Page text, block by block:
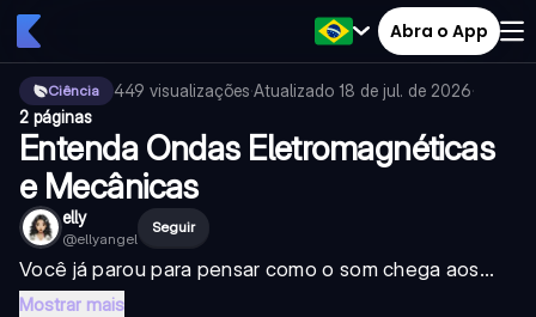
Abra o App
Ciência 449 visualizações·Atualizado 18 de jul. de 2026·
2 páginas
Entenda Ondas Eletromagnéticas
e Mecânicas
elly
@ellyangel
Seguir
Você já parou para pensar como o som chega aos...
Mostrar mais